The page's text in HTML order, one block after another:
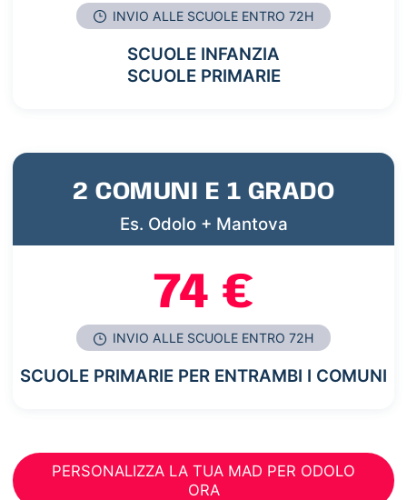
INVIO ALLE SCUOLE ENTRO 72H
SCUOLE INFANZIA
SCUOLE PRIMARIE
2 COMUNI E 1 GRADO
Es. Odolo + Mantova
74 €
INVIO ALLE SCUOLE ENTRO 72H
SCUOLE PRIMARIE PER ENTRAMBI I COMUNI
PERSONALIZZA LA TUA MAD PER ODOLO
ORA